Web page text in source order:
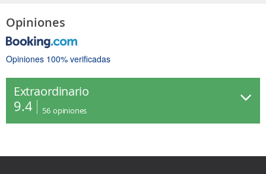
Opiniones
Opiniones 100% verificadas
Extraordinario
9.4 56 opiniones